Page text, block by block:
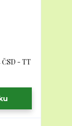
ČSD - TT